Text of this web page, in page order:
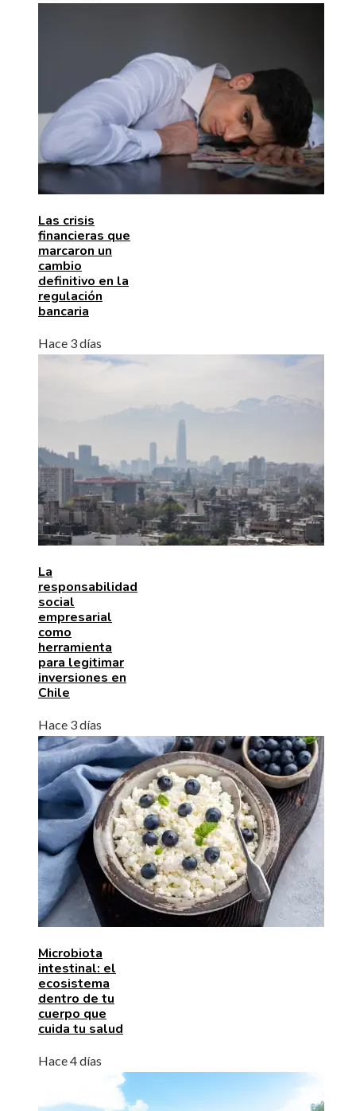
Las crisis
financieras que
marcaron un
cambio
definitivo en la
regulación
bancaria
Hace 3 días
La
responsabilidad
social
empresarial
como
herramienta
para legitimar
inversiones en
Chile
Hace 3 días
Microbiota
intestinal: el
ecosistema
dentro de tu
cuerpo que
cuida tu salud
Hace 4 días